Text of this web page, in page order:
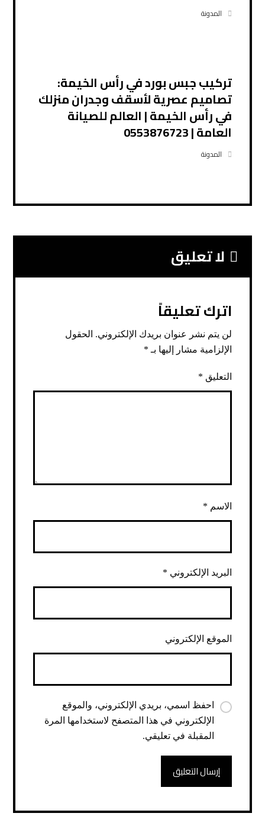
المدونة
تركيب جبس بورد في رأس الخيمة:
تصاميم عصرية لأسقف وجدران منزلك
في رأس الخيمة | العالم للصيانة
العامة | 0553876723
المدونة
لا تعليق
اترك تعليقاً
لن يتم نشر عنوان بريدك الإلكتروني. الحقول
الإلزامية مشار إليها بـ *
التعليق *
الاسم *
البريد الإلكتروني *
الموقع الإلكتروني
احفظ اسمي، بريدي الإلكتروني، والموقع
الإلكتروني في هذا المتصفح لاستخدامها المرة
المقبلة في تعليقي.
إرسال التعليق